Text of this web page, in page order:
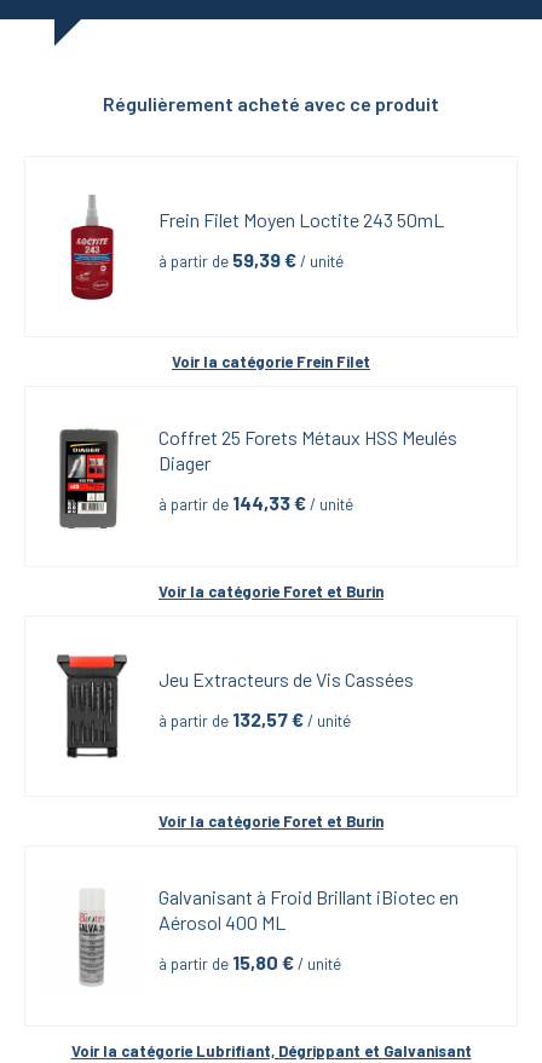
Régulièrement acheté avec ce produit
Frein Filet Moyen Loctite 243 50mL
à partir de 59,39 € / unité
Voir la catégorie Frein Filet
Coffret 25 Forets Métaux HSS Meulés
Diager
à partir de 144,33 € / unité
Voir la catégorie Foret et Burin
Jeu Extracteurs de Vis Cassées
à partir de 132,57 € / unité
Voir la catégorie Foret et Burin
Galvanisant à Froid Brillant iBiotec en
Aérosol 400 ML
à partir de 15,80 € / unité
Voir la catégorie Lubrifiant, Dégrippant et Galvanisant